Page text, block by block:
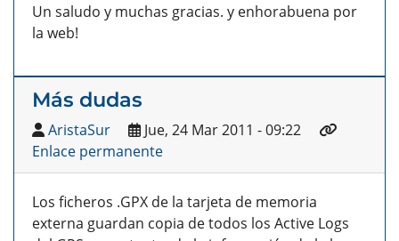
Un saludo y muchas gracias. y enhorabuena por
la web!
Más dudas
AristaSur
Jue, 24 Mar 2011 - 09:22
Enlace permanente
Los ficheros .GPX de la tarjeta de memoria
externa guardan copia de todos los Active Logs